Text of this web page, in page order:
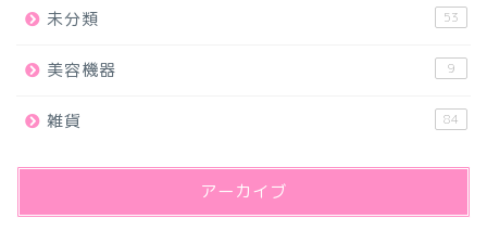
未分類 53
美容機器 9
雑貨 84
アーカイブ